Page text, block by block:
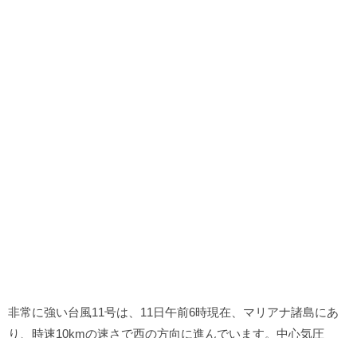
非常に強い台風11号は、11日午前6時現在、マリアナ諸島にあ
り、時速10kmの速さで西の方向に進んでいます。中心気圧